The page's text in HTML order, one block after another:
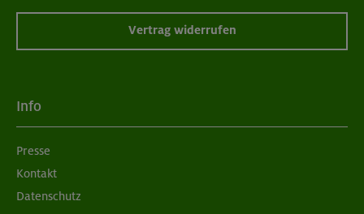
Vertrag widerrufen
Info
Presse
Kontakt
Datenschutz